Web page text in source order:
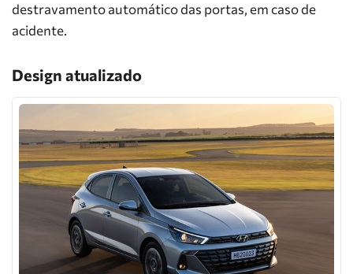
destravamento automático das portas, em caso de
acidente.
Design atualizado